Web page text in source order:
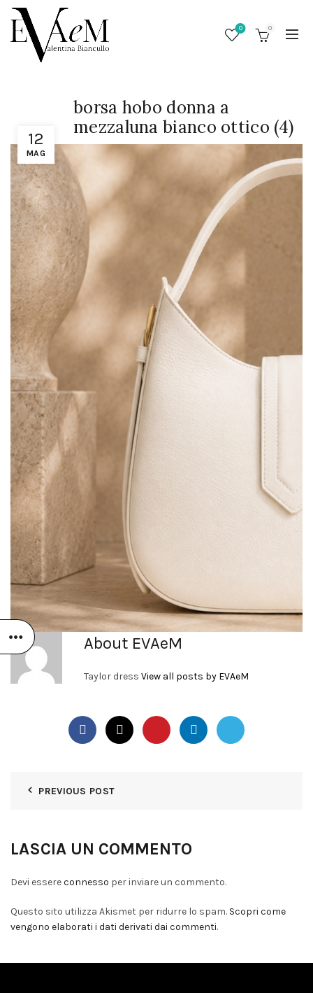
0 0
12
MAG
borsa hobo donna a
mezzaluna bianco ottico (4)
About EVAeM
Taylor dress View all posts by EVAeM
PREVIOUS POST
LASCIA UN COMMENTO
Devi essereconnesso per inviare un commento.
Questo sito utilizza Akismet per ridurre lo spam. Scopri come
vengono elaborati i dati derivati dai commenti.